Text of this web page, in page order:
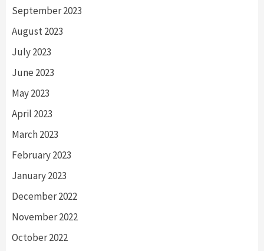
September 2023
August 2023
July 2023
June 2023
May 2023
April 2023
March 2023
February 2023
January 2023
December 2022
November 2022
October 2022